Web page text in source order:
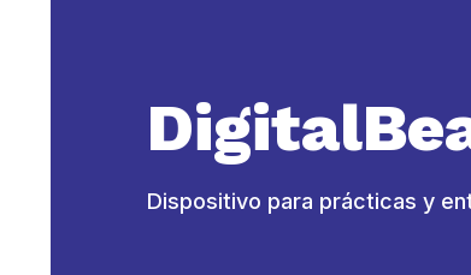
Dispositivo para prácticas y